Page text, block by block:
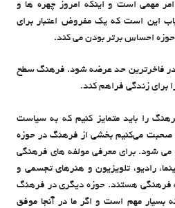
امر مهمی است و اینکه امروز چهره ها و
این است که یک مفروض اعتبار برای
حوزه احساس برتر بودن می کند.
در فاخرترین حد عرضه شود. فرهنگ سطح
برای زندگی فراهم کند.
را باید متمایز کنیم که به سیاست
صحبت می‌کنیم بخشی از فرهنگ در حوزه
می‌ شود. برای معرفی مولفه های فرهنگی
رادیو، تلویزیون و هنرهای تجسمی و
فرهنگی هستند. حوزه دیگری در فرهنگ
بسیار مهم است و اگر ما در آنجا موفق